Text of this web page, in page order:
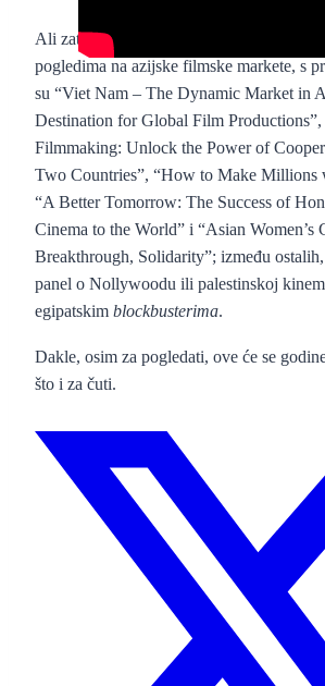
Ali zato je konferencijski dio Cannesa
pogledima na azijske filmske markete, s
su “Viet Nam – The Dynamic Market in
Destination for Global Film Productions”,
Filmmaking: Unlock the Power of
Two Countries”, “How to Make Millions
“A Better Tomorrow: The Success of
Cinema to the World” i “Asian Women’s
Breakthrough, Solidarity”; između
panel o Nollywoodu ili palestinskoj
egipatskim blockbusterima.
Dakle, osim za pogledati, ove će se
što i za čuti.